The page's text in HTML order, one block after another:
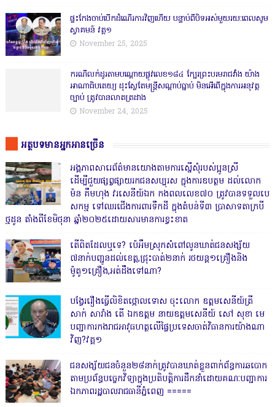
ផ្ទះកែងចាប់បើកដំណើរការវិញហើយ បន្ទាប់ពីបិទអស់មួយរយ:ពេលសូម
ស្វាគមន៍ វគ្គ១
November 25, 2025
ករណីលក់ដូរតាមបណ្តោយផ្លូវលេខ១៨៤ ក្បែរព្រះបរមរាជវាំង យ៉ាង
អាណាធិបតេយ្យ ដុះស្លែតែមន្ត្រីសណ្តាប់ធ្នាប់ មិនអើពើក្នុងការអនុវត្ត
ច្បាប់ ត្រូវបានលាតត្រដាង
November 24, 2025
អត្ថបទមានអ្នកអានច្រើន
អង្គភាពសារេព័ត៌មានយោងតាមការស្នើសុំរបស់ប្អូនស្រី
ដើម្បីជួយផ្សព្វផ្សាយរកជនសប្បុរស ក្នុងការឧបត្ថម ដល់លោក
ម៉ន គឹមហុង វរសេនីយ៍ឯក កងពលលេខ៧០ ត្រូវបានទទួលបេ
សកម្ម ទៅឈរជើងការពារទឹកដី ក្នុងតំបន់ទី៣ ប្រាសាទតាក្របី
ថ្មដូន តាំងពីខែមិថុនា ឆ្នាំ២០២៥ដោយសារមានការខ្វះខាត
តើពិតដែលឬទេ? ប៉េអឹមស្រុកសំពៅលូនឃាត់ជនសង្ស័យ
៧នាក់បញ្ជូនដល់ខេត្ត,ជ្រុះបាត់២នាក់ រថយន្ត១គ្រឿងនិង
ម៉ូតូ១គ្រឿង,អត់ដឹងទៅណា?
បង្វែររឿងធ្វើលិខិតថ្កោលទោស ចុះលោក ឧត្តមសេនីយ៍ត្រី
សាក់ សារាំង តើ ឯកឧត្តម នាយឧត្តមសេនីយ៍ សៅ សុខា មេ
បញ្ជាការកងរាជអាវុធហត្ថលើផ្ទៃប្រទេសចាត់វិធានការយ៉ាងណា
វិញ?វគ្គ១
ជនសង្ស័យជនចំនួន២៨នាក់ត្រូវបានឃាត់ខ្លួនពាក់ព័ន្ធការឆបោក
តាមប្រព័ន្ធបច្ចេកវិទ្យាក្នុងប្រតិបត្តិការដឹកនាំដោយគណៈបញ្ជាការ
ឯកភាពរដ្ឋបាលរាជធានីភ្នំពេញ ‎=====